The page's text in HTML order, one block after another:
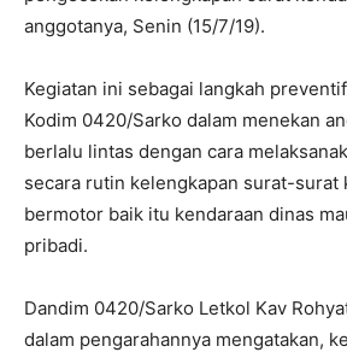
anggotanya, Senin (15/7/19).
Kegiatan ini sebagai langkah
Kodim 0420/Sarko dalam menekan
berlalu lintas dengan cara
secara rutin kelengkapan surat-surat
bermotor baik itu kendaraan dinas
pribadi.
Dandim 0420/Sarko Letkol Kav
dalam pengarahannya mengatakan,